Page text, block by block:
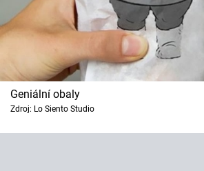
Geniální obaly
Zdroj: Lo Siento Studio